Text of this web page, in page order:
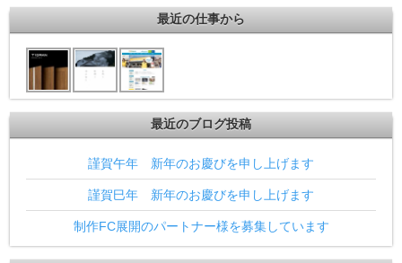
最近の仕事から
最近のブログ投稿
謹賀午年 新年のお慶びを申し上げます
謹賀巳年 新年のお慶びを申し上げます
制作FC展開のパートナー様を募集しています